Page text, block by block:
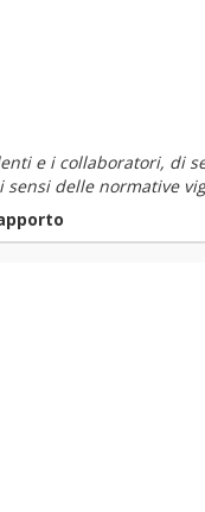
e i collaboratori, di
delle normative